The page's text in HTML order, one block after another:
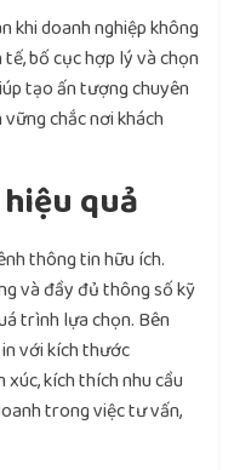
khi doanh nghiệp không
bố cục hợp lý và chọn
tạo ấn tượng chuyên
chắc nơi khách
quả
thông tin hữu ích.
và đầy đủ thông số kỹ
trình lựa chọn. Bên
với kích thước
kích thích nhu cầu
trong việc tư vấn,